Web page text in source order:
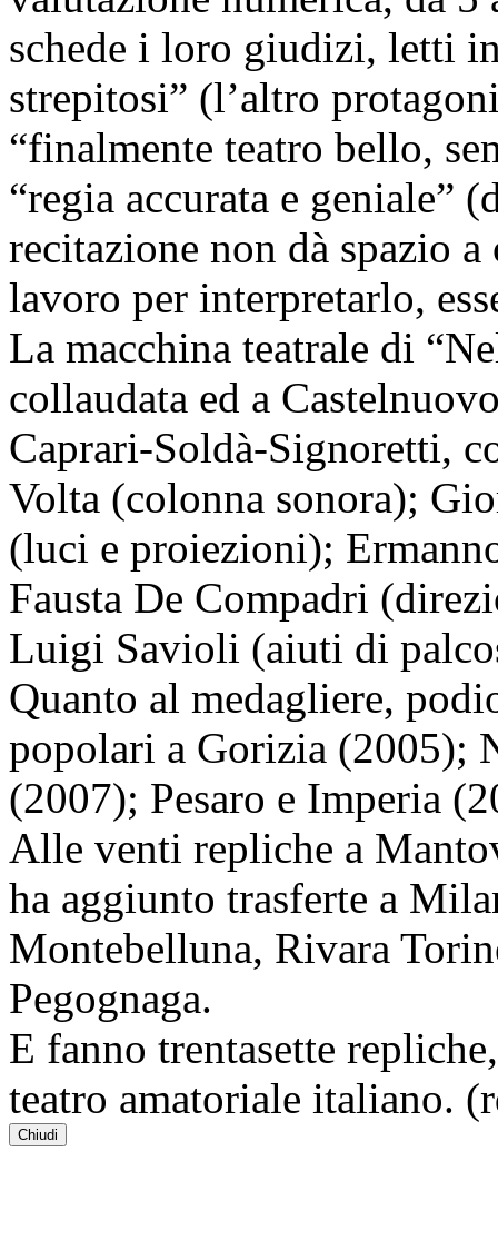
schede i loro giudizi, letti
strepitosi” (l’altro
“finalmente teatro bello,
“regia accurata e
recitazione non dà spazio
lavoro per interpretarlo,
La macchina teatrale di
collaudata ed a
Caprari-Soldà-Signoretti,
Volta (colonna sonora);
(luci e proiezioni);
Fausta De Compadri
Luigi Savioli (aiuti di
Quanto al medagliere,
popolari a Gorizia (2005);
(2007); Pesaro e Imperia
Alle venti repliche a
ha aggiunto trasferte a
Montebelluna, Rivara
Pegognaga.
E fanno trentasette
teatro amatoriale italiano.
Chiudi